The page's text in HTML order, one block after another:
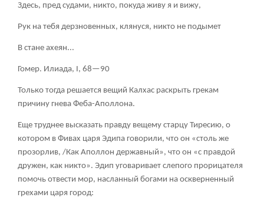
Здесь, пред судами, никто, покуда живу я и вижу,
Рук на тебя дерзновенных, клянуся, никто не подымет
В стане ахеян...
Гомер. Илиада, I, 68—90
Только тогда решается вещий Калхас раскрыть грекам
причину гнева Феба-Аполлона.
Еще труднее высказать правду вещему старцу Тиресию, о
котором в Фивах царя Эдипа говорили, что он «столь же
прозорлив, /Как Аполлон державный», что он «с правдой
дружен, как никто». Эдип уговаривает слепого прорицателя
помочь отвести мор, насланный богами на оскверненный
грехами царя город: